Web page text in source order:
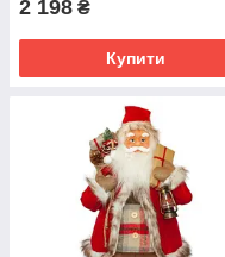
2 198 ₴
Купити